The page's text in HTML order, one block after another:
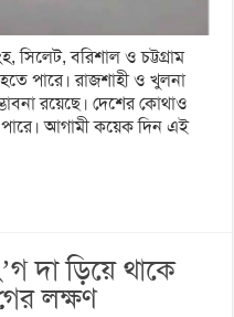
সিলেট, বরিশাল ও চট্টগ্রাম
হতে পারে। রাজশাহী ও খুলনা
রয়েছে। দেশের কোথাও
পারে। আগামী কয়েক দিন এই
দা ড়িয়ে থাকে
লক্ষণ